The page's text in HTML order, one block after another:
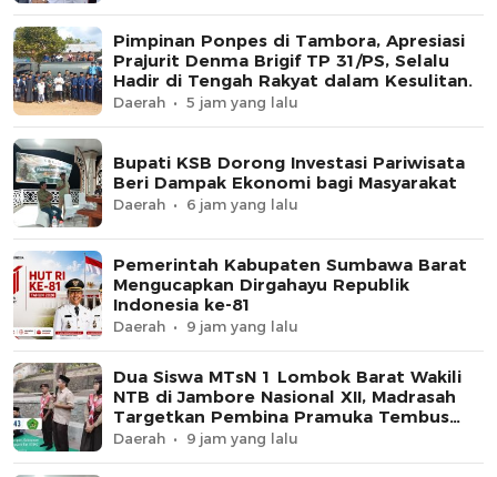
Pimpinan Ponpes di Tambora, Apresiasi
Prajurit Denma Brigif TP 31/PS, Selalu
Hadir di Tengah Rakyat dalam Kesulitan.
Daerah 5 jam yang lalu
Bupati KSB Dorong Investasi Pariwisata
Beri Dampak Ekonomi bagi Masyarakat
Daerah 6 jam yang lalu
Pemerintah Kabupaten Sumbawa Barat
Mengucapkan Dirgahayu Republik
Indonesia ke-81
Daerah 9 jam yang lalu
Dua Siswa MTsN 1 Lombok Barat Wakili
NTB di Jambore Nasional XII, Madrasah
Targetkan Pembina Pramuka Tembus
Tingkat Nasional
Daerah 9 jam yang lalu